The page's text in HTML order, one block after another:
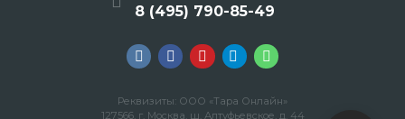
8 (495) 790-85-49
Реквизиты: ООО «Тара Онлайн»
127566, г. Москва, ш. Алтуфьевское, д. 44